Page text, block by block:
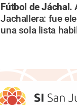
Fútbol de Jáchal.
Jachallera: fue
una sola lista